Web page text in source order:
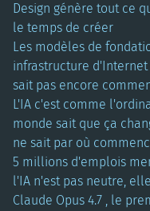
Design génère tout ce
le temps de créer
Les modèles de
infrastructure
sait pas encore
L'IA c'est comme
monde sait que ça
ne sait par où
5 millions d'emplois
l'IA n'est pas neutre,
Claude Opus 4.7 , le